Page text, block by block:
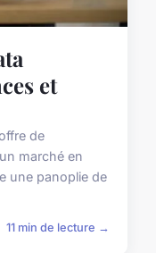
et
de
marché en
une panoplie de
11 min de lecture →